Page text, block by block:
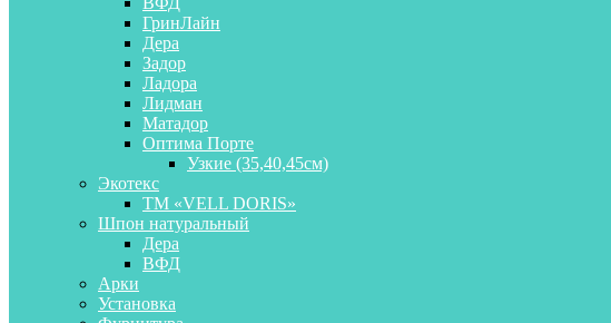
ГринЛайн
Дера
Задор
Ладора
Лидман
Матадор
Оптима Порте
Узкие (35,40,45см)
Экотекс
ТМ «VELL DORIS»
Шпон натуральный
Дера
ВФД
Арки
Установка